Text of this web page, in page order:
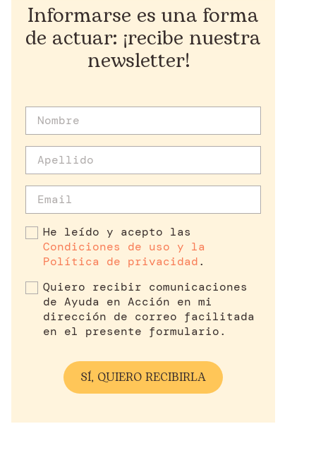
Informarse es una forma
de actuar: ¡recibe nuestra
newsletter!
He leído y acepto las
Condiciones de uso y la
Política de privacidad.
Quiero recibir comunicaciones
de Ayuda en Acción en mi
dirección de correo facilitada
en el presente formulario.